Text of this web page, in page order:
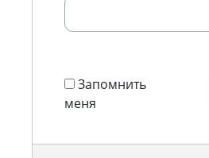
Запомнить
меня